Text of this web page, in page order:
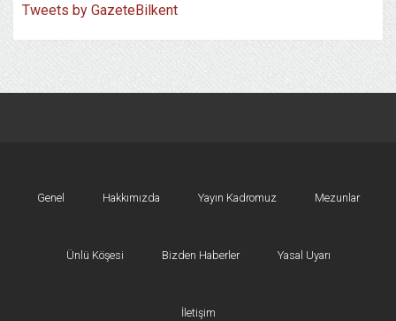
Tweets by GazeteBilkent
Genel Hakkımızda Yayın Kadromuz Mezunlar
Ünlü Köşesi Bizden Haberler Yasal Uyarı
İletişim